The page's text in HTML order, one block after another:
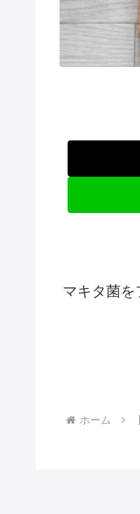
マキタ菌を
ホーム